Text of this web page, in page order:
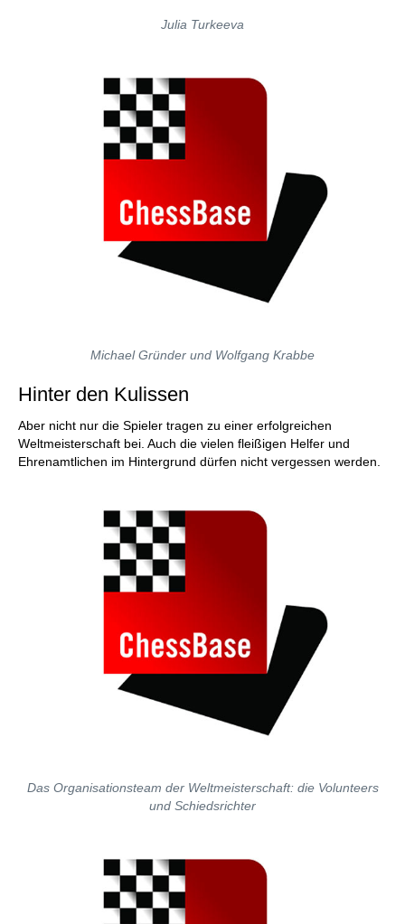
Julia Turkeeva
Michael Gründer und Wolfgang Krabbe
Hinter den Kulissen
Aber nicht nur die Spieler tragen zu einer erfolgreichen
Weltmeisterschaft bei. Auch die vielen fleißigen Helfer und
Ehrenamtlichen im Hintergrund dürfen nicht vergessen werden.
Das Organisationsteam der Weltmeisterschaft: die Volunteers
und Schiedsrichter